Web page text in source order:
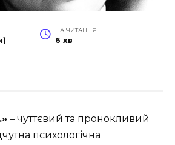
НА ЧИТАННЯ
6 хв
» – чуттєвий та пронокливий
психологічна